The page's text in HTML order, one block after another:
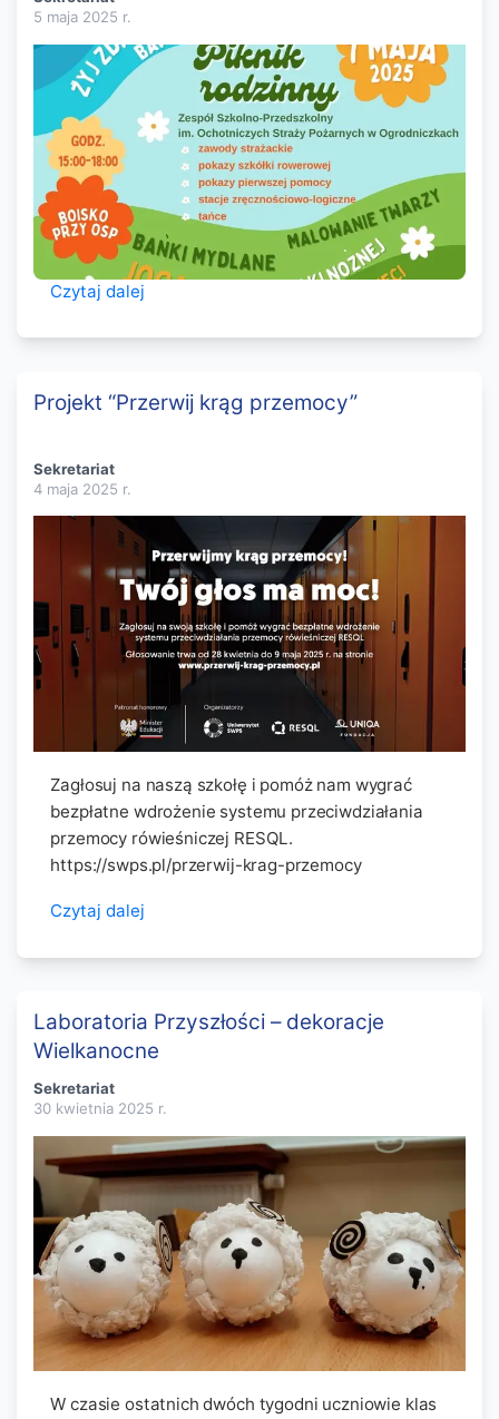
5 maja 2025 r.
Czytaj dalej
Projekt “Przerwij krąg przemocy”
Sekretariat
4 maja 2025 r.
Zagłosuj na naszą szkołę i pomóż nam wygrać
bezpłatne wdrożenie systemu przeciwdziałania
przemocy rówieśniczej RESQL.
https://swps.pl/przerwij-krag-przemocy
Czytaj dalej
Laboratoria Przyszłości – dekoracje
Wielkanocne
Sekretariat
30 kwietnia 2025 r.
W czasie ostatnich dwóch tygodni uczniowie klas